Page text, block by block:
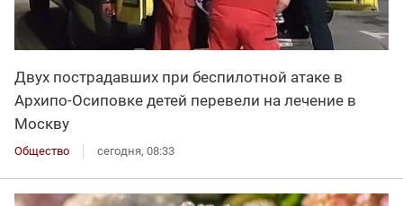
Двух пострадавших при беспилотной атаке в
Архипо-Осиповке детей перевели на лечение в
Москву
Общество сегодня, 08:33